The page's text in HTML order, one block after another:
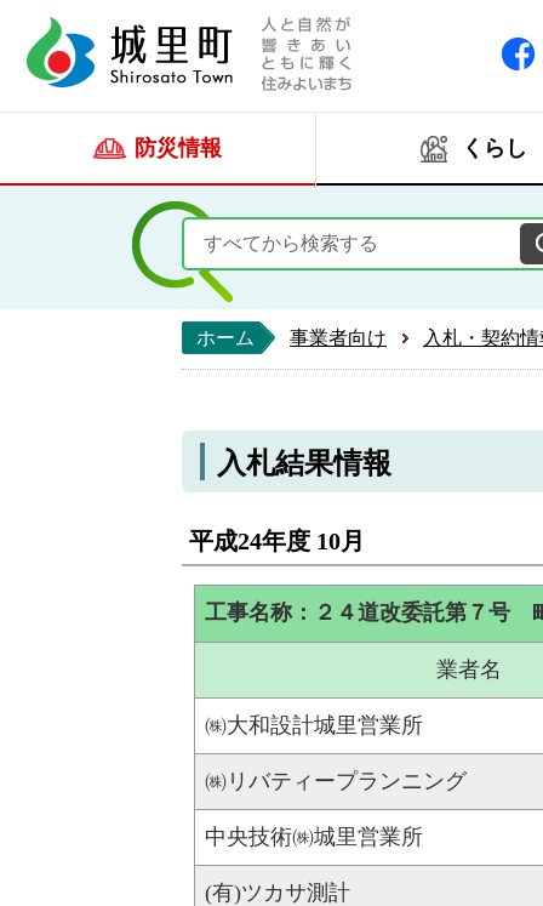
防災情報 くらし
ホーム 事業者向け 入札・契約
入札結果情報
平成24年度 10月
工事名称：２４道改委託第７号
業者名
㈱大和設計城里営業所
㈱リバティープランニング
中央技術㈱城里営業所
(有)ツカサ測計